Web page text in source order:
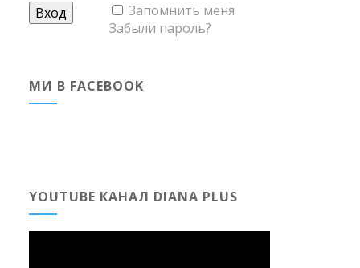
Запомнить меня
Забыли пароль?
МИ В FACEBOOK
YOUTUBE КАНАЛ DIANA PLUS